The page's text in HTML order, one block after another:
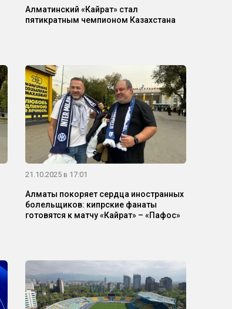
Алматинский «Кайрат» стал
пятикратным чемпионом Казахстана
21.10.2025 в 17:01
Алматы покоряет сердца иностранных
болельщиков: кипрские фанаты
готовятся к матчу «Кайрат» – «Пафос»